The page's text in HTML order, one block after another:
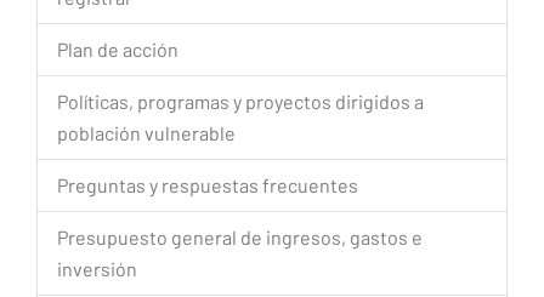
Plan de acción
Políticas, programas y proyectos dirigidos a
población vulnerable
Preguntas y respuestas frecuentes
Presupuesto general de ingresos, gastos e
inversión